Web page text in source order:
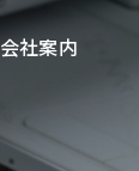
会社案内